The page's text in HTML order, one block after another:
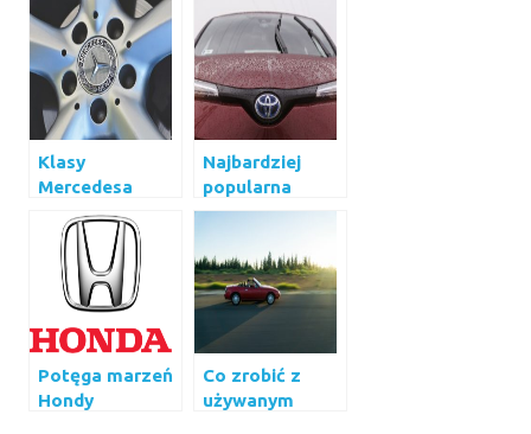
Klasy
Mercedesa
Najbardziej
popularna
marka
Potęga marzeń
Hondy
Co zrobić z
używanym